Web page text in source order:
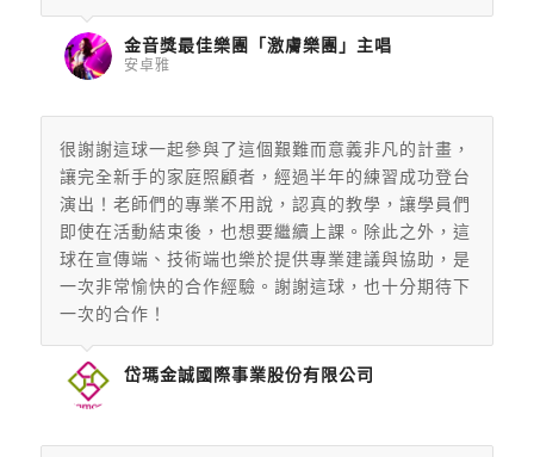
金音獎最佳樂團「激膚樂團」主唱
安卓雅
很謝謝這球一起參與了這個艱難而意義非凡的計畫，
讓完全新手的家庭照顧者，經過半年的練習成功登台
演出！老師們的專業不用說， 認真的教學，讓學員們
即使在活動結束後，也想要繼續上課。除此之外，這
球在宣傳端、技術端也樂於提供專業建議與協助，是
一次非常愉快的合作經驗。謝謝這球，也十分期待下
一次的合作！
岱瑪金誠國際事業股份有限公司